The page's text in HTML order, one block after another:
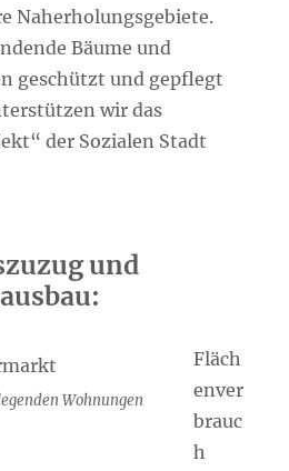
Naherholungsgebiete.
Bäume und
geschützt und gepflegt
wir das
der Sozialen Stadt
und
Wohnungen
Fläch
enver
brauc
h